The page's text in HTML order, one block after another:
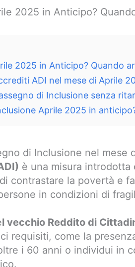
2025 in Anticipo?
2025 in Anticipo? Quando
ADI nel mese di Aprile
di Inclusione senza
Aprile 2025 in
di Inclusione nel mese
è una misura introdotta
contrastare la povertà e
in condizioni di
l vecchio Reddito di
requisiti, come la
i 60 anni o individui in